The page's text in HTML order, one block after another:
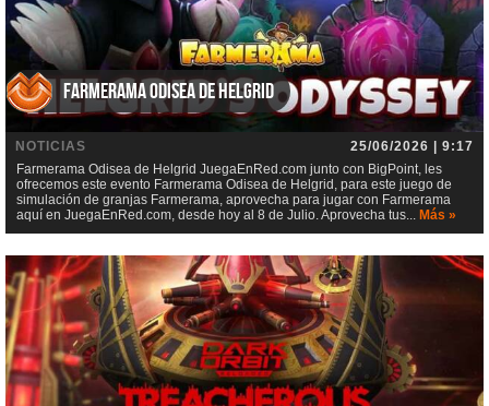
Farmerama Odisea de Helgrid
NOTICIAS
25/06/2026 | 9:17
Farmerama Odisea de Helgrid JuegaEnRed.com junto con BigPoint, les
ofrecemos este evento Farmerama Odisea de Helgrid, para este juego de
simulación de granjas Farmerama, aprovecha para jugar con Farmerama
aquí en JuegaEnRed.com, desde hoy al 8 de Julio. Aprovecha tus... Más »